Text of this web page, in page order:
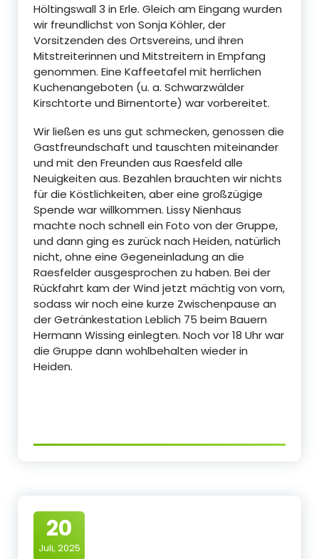
Höltingswall 3 in Erle. Gleich am Eingang wurden
wir freundlichst von Sonja Köhler, der
Vorsitzenden des Ortsvereins, und ihren
Mitstreiterinnen und Mitstreitern in Empfang
genommen. Eine Kaffeetafel mit herrlichen
Kuchenangeboten (u. a. Schwarzwälder
Kirschtorte und Birnentorte) war vorbereitet.
Wir ließen es uns gut schmecken, genossen die
Gastfreundschaft und tauschten miteinander
und mit den Freunden aus Raesfeld alle
Neuigkeiten aus. Bezahlen brauchten wir nichts
für die Köstlichkeiten, aber eine großzügige
Spende war willkommen. Lissy Nienhaus
machte noch schnell ein Foto von der Gruppe,
und dann ging es zurück nach Heiden, natürlich
nicht, ohne eine Gegeneinladung an die
Raesfelder ausgesprochen zu haben. Bei der
Rückfahrt kam der Wind jetzt mächtig von vorn,
sodass wir noch eine kurze Zwischenpause an
der Getränkestation Leblich 75 beim Bauern
Hermann Wissing einlegten. Noch vor 18 Uhr war
die Gruppe dann wohlbehalten wieder in
Heiden.
20
Juli, 2025